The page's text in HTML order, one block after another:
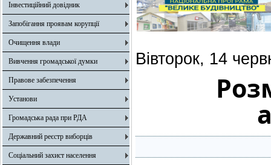
Інвестиційний довідник
Запобігання проявам корупції
Очищення влади
Вивчення громадської думки
Правове забезпечення
Установи
Громадська рада при РДА
Державний реєстр виборців
Соціальний захист населення
Вівторок, 14